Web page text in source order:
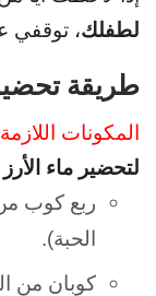
لطفلك، توقفي
طريقة
المكونات اللازمة
لتحضير ماء
ربع كوب
الحبة).
كوبان من